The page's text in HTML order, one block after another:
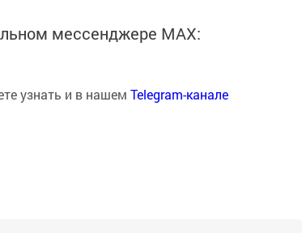
мессенджере MАХ:
узнать и в нашем Telegram-канале